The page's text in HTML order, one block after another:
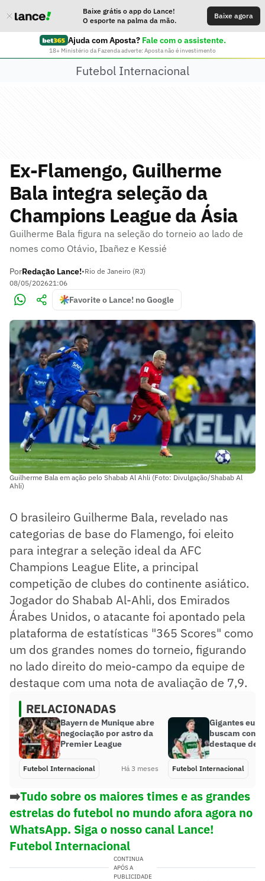
Baixe grátis o app do Lance!
O esporte na palma da mão.
Baixe agora
Ajuda com Aposta? Fale com o assistente.
18+ Ministério da Fazenda adverte: Aposta não é investimento
Futebol Internacional
Ex-Flamengo, Guilherme
Bala integra seleção da
Champions League da Ásia
Guilherme Bala figura na seleção do torneio ao lado de
nomes como Otávio, Ibañez e Kessié
PorRedação Lance!•Rio de Janeiro (RJ)
08/05/202621:06
Favorite o Lance! no Google
Guilherme Bala em ação pelo Shabab Al Ahli (Foto: Divulgação/Shabab Al
Ahli)
O brasileiro Guilherme Bala, revelado nas
categorias de base do Flamengo, foi eleito
para integrar a seleção ideal da AFC
Champions League Elite, a principal
competição de clubes do continente asiático.
Jogador do Shabab Al-Ahli, dos Emirados
Árabes Unidos, o atacante foi apontado pela
plataforma de estatísticas "365 Scores" como
um dos grandes nomes do torneio, figurando
no lado direito do meio-campo da equipe de
destaque com uma nota de avaliação de 7,9.
RELACIONADAS
Bayern de Munique abre
negociação por astro da
Premier League
Futebol Internacional Há 3 meses
Gigantes
buscam
destaque de
Futebol Internacional
➡️Tudo sobre os maiores times e as grandes
estrelas do futebol no mundo afora agora no
WhatsApp. Siga o nosso canal Lance!
Futebol Internacional
CONTINUA
APÓS A
PUBLICIDADE